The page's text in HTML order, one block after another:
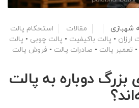
شهبازی مقالات
استحکام پالت
ارزان • پالت باکیفیت • پالت چوبی • پالت
• تعمیر پالت • صادرات پالت • فروش پالت
دوباره به پالت